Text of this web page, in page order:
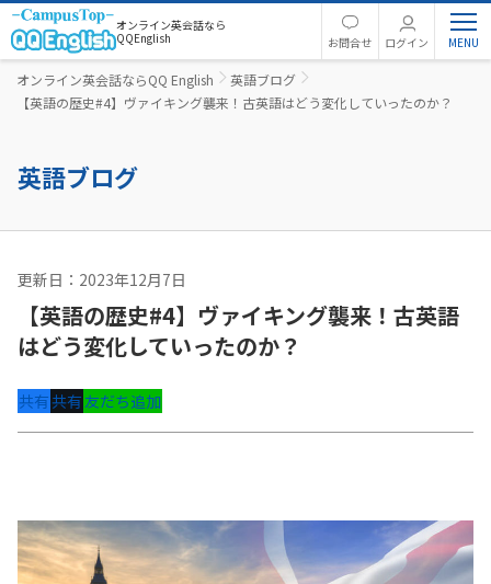
オンライン英会話なら
QQEnglish
お問合せ ログイン
オンライン英会話ならQQ English
英語ブログ
【英語の歴史#4】ヴァイキング襲来！古英語はどう変化していったのか？
英語ブログ
更新日：2023年12月7日
【英語の歴史#4】ヴァイキング襲来！古英語
はどう変化していったのか？
共有共有友だち追加